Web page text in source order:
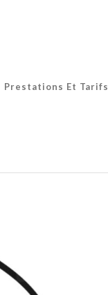
Prestations Et Tarifs